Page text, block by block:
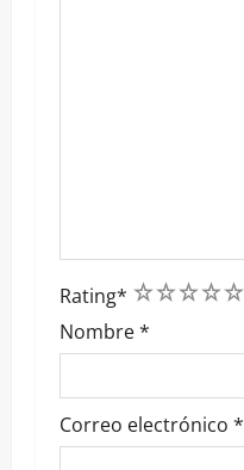
Rating* 5
4
3
2
1
Nombre*
Correo electrónico *